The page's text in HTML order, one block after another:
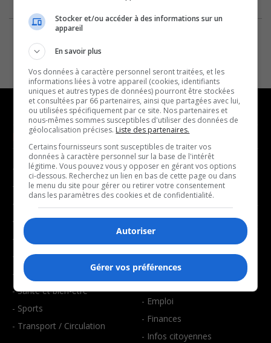
NOUVELLES
- Affaires municipales
- Communauté / Social
- Culture
- Économie
- Éducation
- Environnement
- Faits divers
- Santé et bien-être
- Sports
- Transport / Circulation
MUSIQUE
- Décompte franco
- Joué récemment
BALADOS
- Art de vivre
- Bien-être
- Emploi
- Finances
- Infos citoyennes
Stocker et/ou accéder à des informations sur un
appareil
En savoir plus
Vos données à caractère personnel seront traitées, et les
informations liées à votre appareil (cookies, identifiants
uniques et autres types de données) pourront être stockées
et consultées par 66 partenaires, ainsi que partagées avec lui,
ou utilisées spécifiquement par ce site. Nos partenaires et
nous-mêmes sommes susceptibles d'utiliser des données de
géolocalisation précises. Liste des partenaires.
Certains fournisseurs sont susceptibles de traiter vos
données à caractère personnel sur la base de l'intérêt
légitime. Vous pouvez vous y opposer en gérant vos options
ci-dessous. Recherchez un lien en bas de cette page ou dans
le menu du site pour gérer ou retirer votre consentement
dans les paramètres des cookies et de confidentialité.
Autoriser
Gérer vos préférences